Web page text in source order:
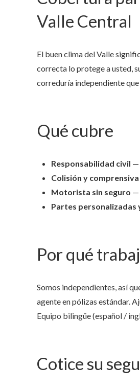
Valle Central
El buen clima del Valle
correcta lo protege a usted,
correduría independiente
Qué cubre
Responsabilidad civil —
Colisión y comprensiva
Motorista sin seguro —
Partes personalizadas
Por qué
Somos independientes, así
agente en pólizas estándar.
Equipo bilingüe (español /
Cotice su